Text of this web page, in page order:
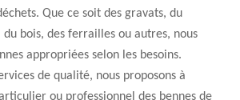
Que ce soit des gravats, du
du bois, des ferrailles ou autres, nous
appropriées selon les besoins.
de qualité, nous proposons à
ou professionnel des bennes de